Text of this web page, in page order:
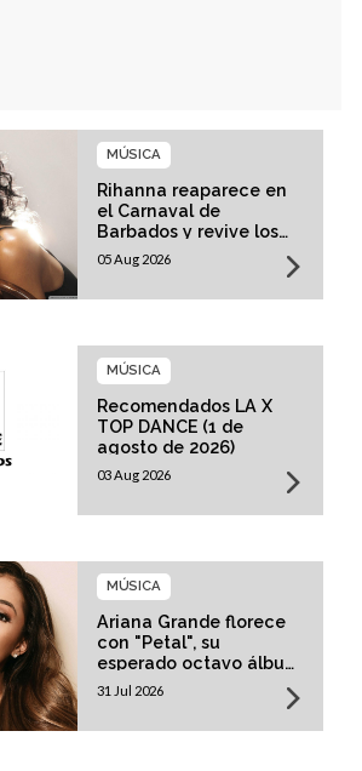
Rihanna reaparece en
el Carnaval de
Barbados y revive los
rumores sobre su
esperado regreso
MÚSICA
05 Aug 2026
Recomendados LA X
TOP DANCE (1 de
agosto de 2026)
MÚSICA
03 Aug 2026
Ariana Grande florece
con "Petal", su
esperado octavo álbum
de estudio
MÚSICA
31 Jul 2026